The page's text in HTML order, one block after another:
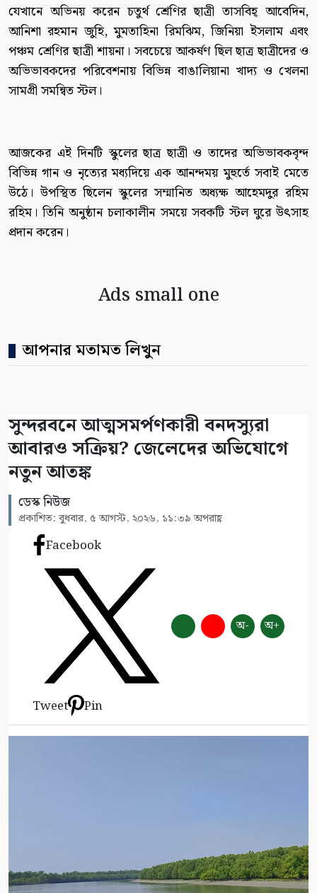
যেখানে অভিনয় করেন চতুর্থ শ্রেণির ছাত্রী তাসবিহ্ আবেদিন,
আনিশা রহমান জুহি, মুমতাহিনা রিমঝিম, জিনিয়া ইসলাম এবং
পঞ্চম শ্রেণির ছাত্রী শায়না। সবচেয়ে আকর্ষণ ছিল ছাত্র ছাত্রীদের ও
অভিভাবকদের পরিবেশনায় বিভিন্ন বাঙালিয়ানা খাদ্য ও খেলনা
সামগ্রী সমন্বিত স্টল।
আজকের এই দিনটি স্কুলের ছাত্র ছাত্রী ও তাদের অভিভাবকবৃন্দ
বিভিন্ন গান ও নৃত্যের মধ্যদিয়ে এক আনন্দময় মুহুর্তে সবাই মেতে
উঠে। উপস্থিত ছিলেন স্কুলের সম্মানিত অধ্যক্ষ আহেমদুর রহিম
রহিম। তিনি অনুষ্ঠান চলাকালীন সময়ে সবকটি স্টল ঘুরে উৎসাহ
প্রদান করেন।
Ads small one
আপনার মতামত লিখুন
সুন্দরবনে আত্মসমর্পণকারী বনদস্যুরা
আবারও সক্রিয়? জেলেদের অভিযোগে
নতুন আতঙ্ক
ডেস্ক নিউজ
প্রকাশিত: বুধবার, ৫ আগস্ট, ২০২৬, ১১:৩৯ অপরাহ্ণ
Facebook
Tweet Pin
অ- অ+